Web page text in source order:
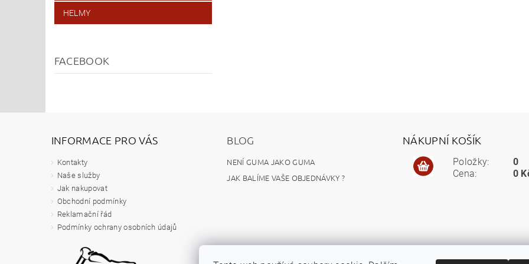
HELMY
FACEBOOK
INFORMACE PRO VÁS
Kontakty
Naše služby
Jak nakupovat
Obchodní podmínky
Reklamační řád
Podmínky ochrany osobních údajů
BLOG
NENÍ GUMA JAKO GUMA
JAK BALÍME VAŠE OBJEDNÁVKY ?
NÁKUPNÍ KOŠÍK
Položky:
Cena:
0
0